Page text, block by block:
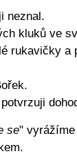
neznal.
kluků ve
rukavičky a
se"